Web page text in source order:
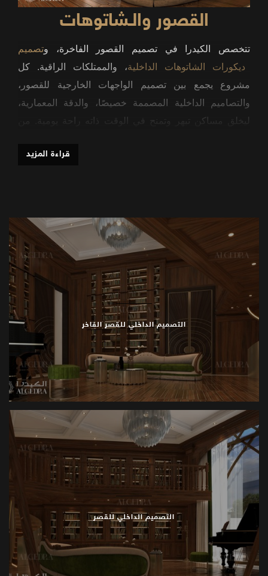
القصور والـشاتوهات
تتخصص الكيدرا في تصميم القصور الفاخرة، وتصميم
ديكورات
الشاتوهات الداخلية، والممتلكات الراقية. كل
مشروع
يجمع بين تصميم الواجهات الخارجية
للقصور،
والتصاميم
الداخلية المصممة خصيصًا، والدقة
المعمارية،
ليخلق
مساكن
الأناقة والرقي
التصميم الكلاسيكي والنيـو كلاسيكي
القصور يتسم بالتناظر والأقواس والأعمدة
الداخلية فتحافظ
وتناسب
مساحات داخلية مهيبة وأنيقة وعملية
المتوسطية
الفلل المتوسطية يركز على التراسات،
التصاميم
المفتوحة،
والإضاءة الطبيعية.الأفنية والحدائق تمتد
من
الداخل إلى الخارج لتشكل سلسًا مع البيئة المحيطة .
القصور الفيكتورية
التصميم الداخلي الفيكتوري يستخدم الأسقف
المزخرفة،
القوالب،
والأنماط الزخرفية لإنتاج ثراء بصري .
التاريخية،
الطبقات المتعددة، والتشطيبات الفاخرة
القصور العصرية (المودرن
تصميم القصور العصرية يركز على الخطوط
النظيفة،
الأشكال الهندسية، والواجهات
المساحات
قراءة المزيد
التصميم الداخلي للقصر الفاخر
التصميم الداخلي للقصر